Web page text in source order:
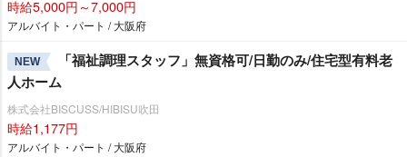
時給5,000円～7,000円
アルバイト・パート / 大阪府
NEW
「福祉調理スタッフ」無資格可/日勤のみ/住宅型有料老
人ホーム
株式会社BISCUSS/HIBISU吹田
時給1,177円
アルバイト・パート / 大阪府